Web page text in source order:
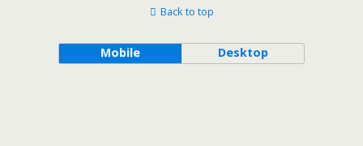
Back to top
Mobile Desktop